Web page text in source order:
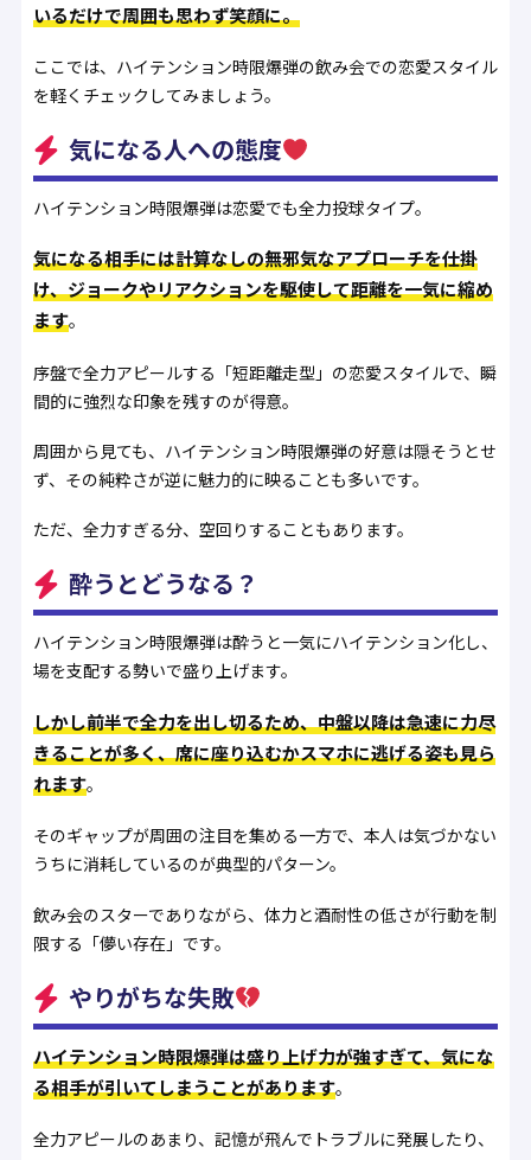
いるだけで周囲も思わず笑顔に。
ここでは、ハイテンション時限爆弾の飲み会での恋愛スタイル
を軽くチェックしてみましょう。
気になる人への態度
ハイテンション時限爆弾は恋愛でも全力投球タイプ。
気になる相手には計算なしの無邪気なアプローチを仕掛
け、ジョークやリアクションを駆使して距離を一気に縮め
ます。
序盤で全力アピールする「短距離走型」の恋愛スタイルで、瞬
間的に強烈な印象を残すのが得意。
周囲から見ても、ハイテンション時限爆弾の好意は隠そうとせ
ず、その純粋さが逆に魅力的に映ることも多いです。
ただ、全力すぎる分、空回りすることもあります。
酔うとどうなる？
ハイテンション時限爆弾は酔うと一気にハイテンション化し、
場を支配する勢いで盛り上げます。
しかし前半で全力を出し切るため、中盤以降は急速に力尽
きることが多く、席に座り込むかスマホに逃げる姿も見ら
れます。
そのギャップが周囲の注目を集める一方で、本人は気づかない
うちに消耗しているのが典型的パターン。
飲み会のスターでありながら、体力と酒耐性の低さが行動を制
限する「儚い存在」です。
やりがちな失敗
ハイテンション時限爆弾は盛り上げ力が強すぎて、気にな
る相手が引いてしまうことがあります。
全力アピールのあまり、記憶が飛んでトラブルに発展したり、